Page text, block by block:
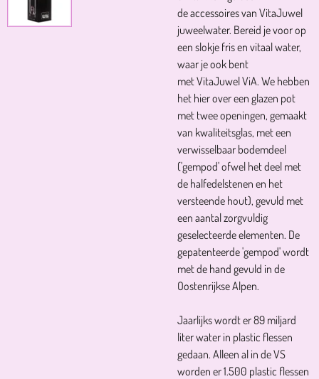
de accessoires van VitaJuwel
juweelwater. Bereid je voor op
een slokje fris en vitaal water,
waar je ook bent
met VitaJuwel ViA. We hebben
het hier over een glazen pot
met twee openingen, gemaakt
van kwaliteitsglas, met een
verwisselbaar bodemdeel
('gempod' ofwel het deel met
de halfedelstenen en het
versteende hout), gevuld met
een aantal zorgvuldig
geselecteerde elementen. De
gepatenteerde 'gempod' wordt
met de hand gevuld in de
Oostenrijkse Alpen.
Jaarlijks wordt er 89 miljard
liter water in plastic flessen
gedaan. Alleen al in de VS
worden er 1.500 plastic flessen